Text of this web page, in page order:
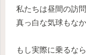
私たちは昼間の訪
真っ白な気球もな
もし実際に乗るな